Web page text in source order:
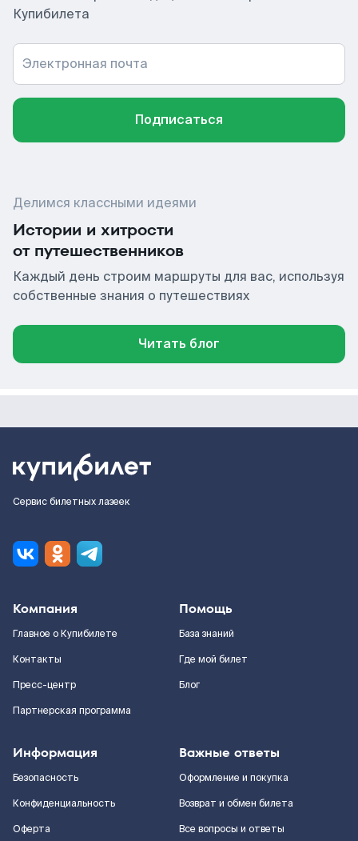
Купибилета
Электронная почта
Подписаться
Делимся классными идеями
Истории и хитрости
от путешественников
Каждый день строим маршруты для вас, используя
собственные знания о путешествиях
Читать блог
Сервис билетных лазеек
Компания
Главное о Купибилете
Контакты
Пресс-центр
Партнерская программа
Помощь
База знаний
Где мой билет
Блог
Информация
Безопасность
Конфиденциальность
Оферта
Важные ответы
Оформление и покупка
Возврат и обмен билета
Все вопросы и ответы